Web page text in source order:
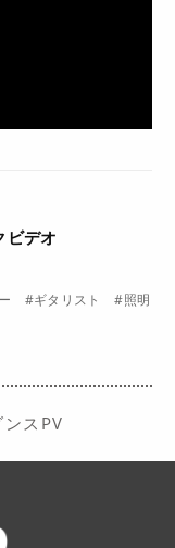
デオ
ー #ギタリスト #照明
スPV